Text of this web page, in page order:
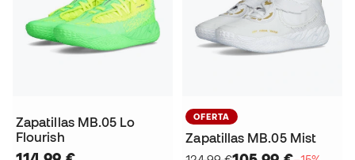
Zapatillas MB.05 Lo
Flourish
OFERTA
Zapatillas MB.05 Mist